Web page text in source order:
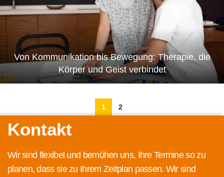
Von Kommunikation bis Bewegung: Therapie, die
Körper und Geist verbindet
1 2
Kontakt
Wir sind flexibel und bemühen uns, Ihre Termine so zu
planen, dass sie zu Ihrem Zeitplan passen. Wir sind